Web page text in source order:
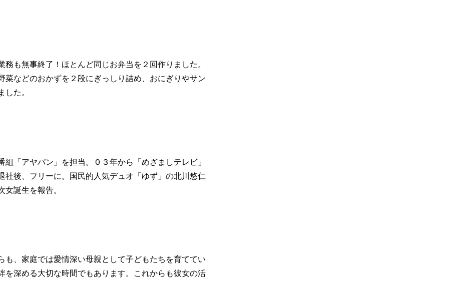
も無事終了！ほとんど同じお弁当を２回作りました。
などのおかずを２段にぎっしり詰め、おにぎりやサン
した。
「アヤパン」を担当。０３年から「めざましテレビ」
後、フリーに。国民的人気デュオ「ゆず」の北川悠仁
誕生を報告。
、家庭では愛情深い母親として子どもたちを育ててい
を深める大切な時間でもあります。これからも彼女の活